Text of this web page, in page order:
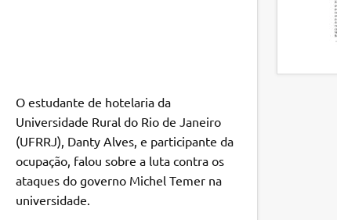
O estudante de hotelaria da
Universidade Rural do Rio de Janeiro
(UFRRJ), Danty Alves, e participante da
ocupação, falou sobre a luta contra os
ataques do governo Michel Temer na
universidade.